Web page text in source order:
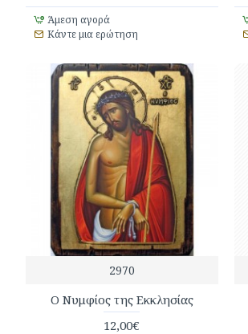
Άμεση αγορά
Κάντε μια ερώτηση
2970
O Νυμφίος της Εκκλησίας
12,00€